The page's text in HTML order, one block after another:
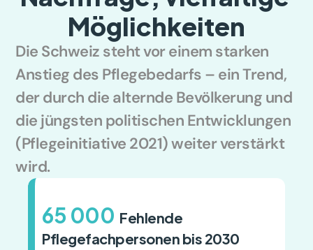
Möglichkeiten
Die Schweiz steht vor einem starken
Anstieg des Pflegebedarfs – ein Trend,
der durch die alternde Bevölkerung und
die jüngsten politischen Entwicklungen
(Pflegeinitiative 2021) weiter verstärkt
wird.
65 000
  Fehlende
Pflegefachpersonen bis 2030